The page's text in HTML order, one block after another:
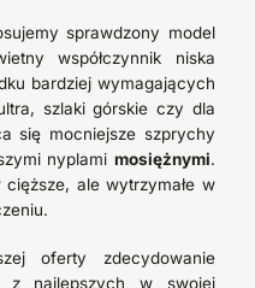
sprawdzony model
współczynnik niska
bardziej wymagających
szlaki górskie czy dla
się mocniejsze szprychy
nyplami mosiężnymi.
cięższe, ale wytrzymałe w
oferty zdecydowanie
z najlepszych w swojej